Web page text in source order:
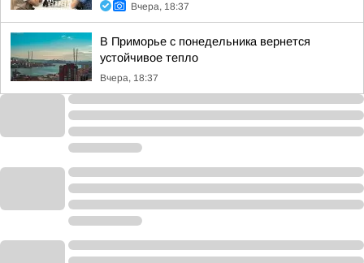
Вчера, 18:37
В Приморье с понедельника вернется
устойчивое тепло
Вчера, 18:37